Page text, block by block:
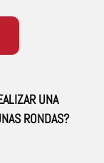
UNA
RONDAS?